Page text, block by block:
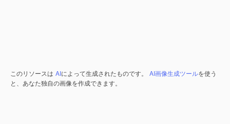
このリソースは AIによって生成されたものです。 AI画像生成ツールを使う
と、あなた独自の画像を作成できます。